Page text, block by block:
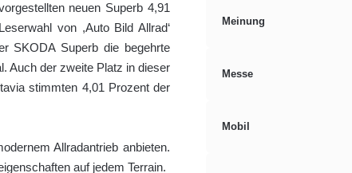
neuen Superb 4,91
von ,Auto Bild Allrad‘
SKODA Superb die begehrte
Auch der zweite Platz in dieser
stimmten 4,01 Prozent der
Allradantrieb anbieten.
auf jedem Terrain.
Meinung
Messe
Mobil